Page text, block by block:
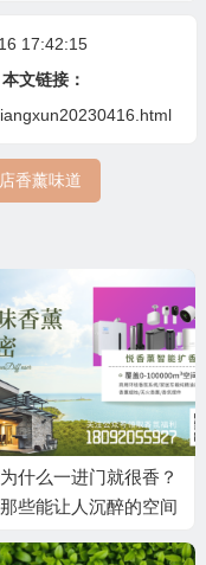
17:42:15
文链接：
香薰味道
什么一进门就很香？
些能让人沉醉的空间